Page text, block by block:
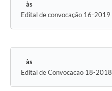
Edital de convocação 16-2019
Edital de Convocacao 18-2018